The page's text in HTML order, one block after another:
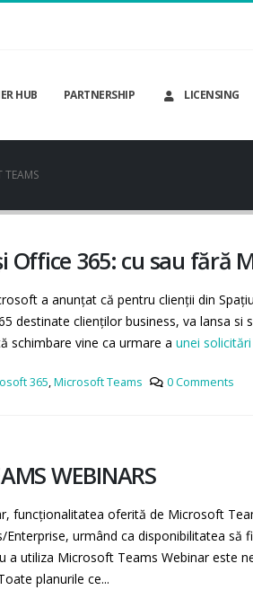
HUB PARTNERSHIP LICENSING
TEAMS
Office 365: cu sau fără
a anunțat că pentru clienții din
destinate clienților business, va lansa si
schimbare vine ca urmare a unei solicitări
365,Microsoft Teams 0 Comments
WEBINARS
funcționalitatea oferită de Microsoft
Enterprise, urmând ca disponibilitatea să
a utiliza Microsoft Teams Webinar este
planurile ce...